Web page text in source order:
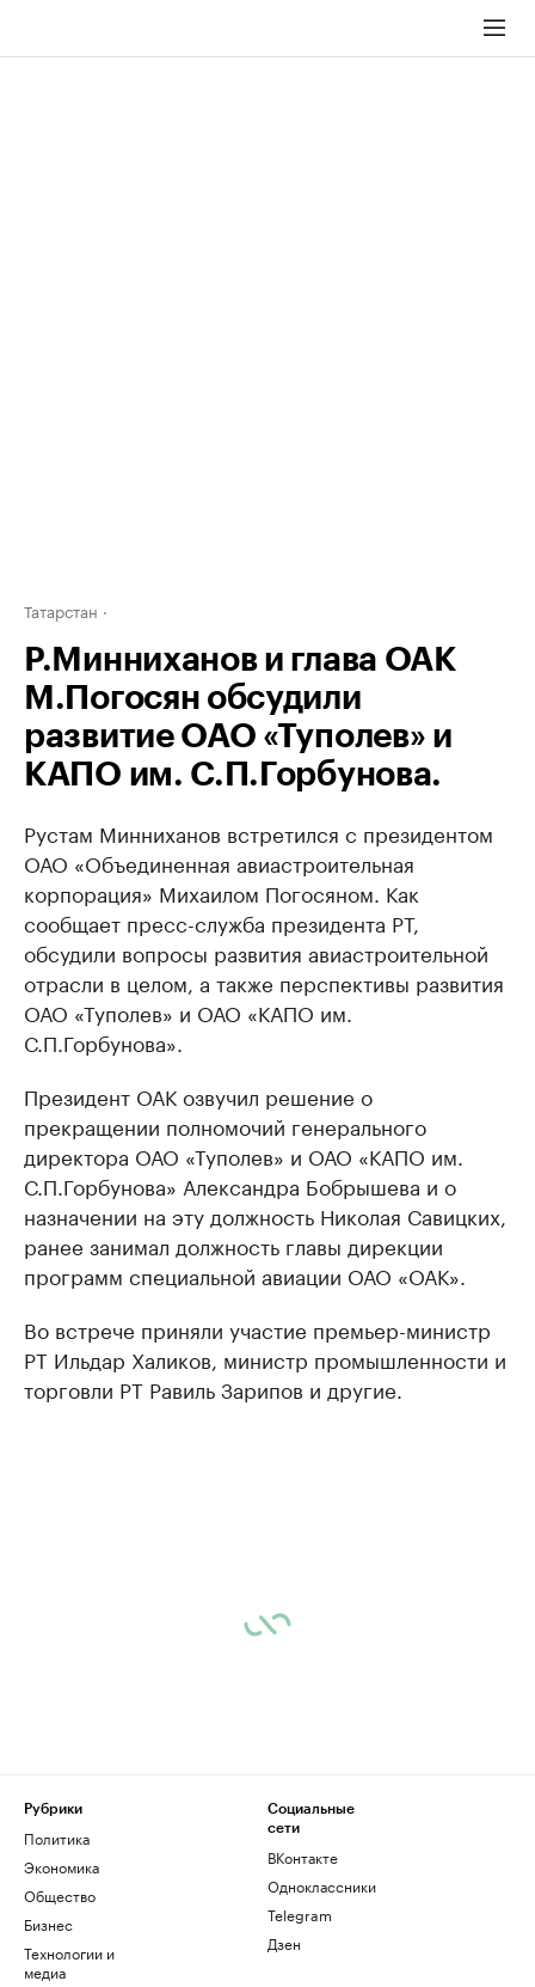
Татарстан
Р.Минниханов и глава ОАК
М.Погосян обсудили
развитие ОАО «Туполев» и
КАПО им. С.П.Горбунова.
Рустам Минниханов встретился с президентом
ОАО «Объединенная авиастроительная
корпорация» Михаилом Погосяном. Как
сообщает пресс-служба президента РТ,
обсудили вопросы развития авиастроительной
отрасли в целом, а также перспективы развития
ОАО «Туполев» и ОАО «КАПО им.
С.П.Горбунова».
Президент ОАК озвучил решение о
прекращении полномочий генерального
директора ОАО «Туполев» и ОАО «КАПО им.
С.П.Горбунова» Александра Бобрышева и о
назначении на эту должность Николая Савицких,
ранее занимал должность главы дирекции
программ специальной авиации ОАО «ОАК».
Во встрече приняли участие премьер-министр
РТ Ильдар Халиков, министр промышленности и
торговли РТ Равиль Зарипов и другие.
Рубрики
Политика
Экономика
Общество
Бизнес
Технологии и
медиа
Социальные
сети
ВКонтакте
Одноклассники
Telegram
Дзен